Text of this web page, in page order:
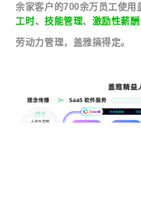
余家客户的700余万员工使用
工时、技能管理、 激励性薪酬
劳动力管理，盖雅搞得定。